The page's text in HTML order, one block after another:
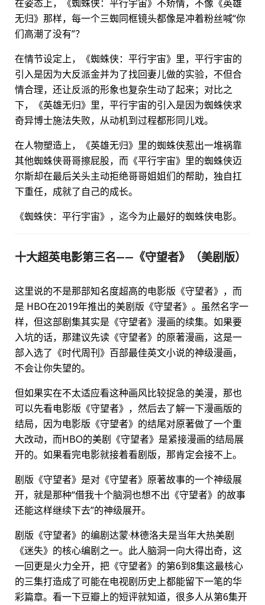
在姿态上，《蜘蛛侠：平行宇宙》不矫情，不像《英雄
无归》那样，每一个三蜘同框镜头都像是冲着粉丝喊“你
们高潮了没有”？
在情节设定上，《蜘蛛侠：平行宇宙》里，平行宇宙的
引入是因为大反派金并为了找回妻儿做的实验，不但合
情合理，还让反派的形象也复杂生动了起来；对比之
下，《英雄无归》里，平行宇宙的引入是因为蜘蛛侠求
奇异博士施法失败，从动机到过程都形同儿戏。
在人物塑造上，《英雄无归》里的蜘蛛侠惹出一堆祸靠
其他蜘蛛侠哥哥擦屁股，而《平行宇宙》里的蜘蛛侠迈
尔斯却在最后关头主动拒绝哥哥姐姐们的帮助，独自扛
下重任，成就了自己的成长。
《蜘蛛侠：平行宇宙》，迄今为止最好的蜘蛛侠电影。
十大超英电影第三名——《守望者》（美剧版）
这里说的不是那部知名度超高的电影版《守望者》，而
是 HBO在2019年推出的美剧版《守望者》。虽然名字一
样，但这部剧集其实是《守望者》漫画的续集。如果要
入坑的话，那建议先读《守望者》的原著漫画，这是一
部入选了《时代周刊》百部最佳英文小说的神级漫画，
不会让你失望的。
但如果实在不太适应看这种画风比较捉急的美漫，那也
可以先看电影版《守望者》，然后去了解一下漫画版的
结局，因为电影版《守望者》的结尾对原著做了一个重
大改动，而HBO的美剧《守望者》是紧接漫画的结局展
开的。如果看完电影就接着看剧版，那肯定会接不上。
剧版《守望者》是对《守望者》原著故事的一个神级展
开，就是那种“借我十个脑洞也想不出《守望者》的故事
还能这样继续下去”的神级展开。
剧版《守望者》的编剧达蒙·林德洛夫是当年大热美剧
《迷失》的核心编剧之一。此人脑洞一向大得出奇，这
一回更是火力全开，把《守望者》的第6到8集这最核心
的三集打造成了可能在电视剧历史上都能留下一笔的华
彩篇章。看一下豆瓣上的短评就知道，很多人从第6集开